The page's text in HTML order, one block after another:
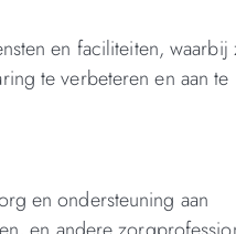
en faciliteiten, waarbij
te verbeteren en aan te
en ondersteuning aan